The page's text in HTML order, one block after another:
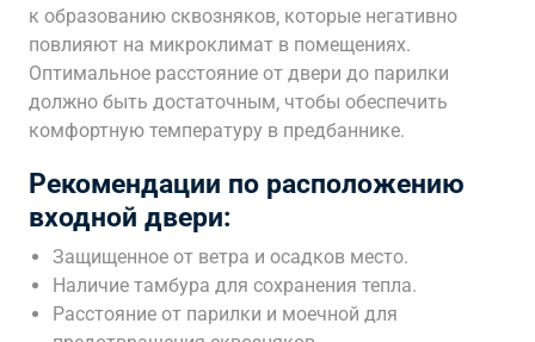
к образованию сквозняков‚ которые негативно
повлияют на микроклимат в помещениях.
Оптимальное расстояние от двери до парилки
должно быть достаточным‚ чтобы обеспечить
комфортную температуру в предбаннике.
Рекомендации по расположению
входной двери:
Защищенное от ветра и осадков место.
Наличие тамбура для сохранения тепла.
Расстояние от парилки и моечной для